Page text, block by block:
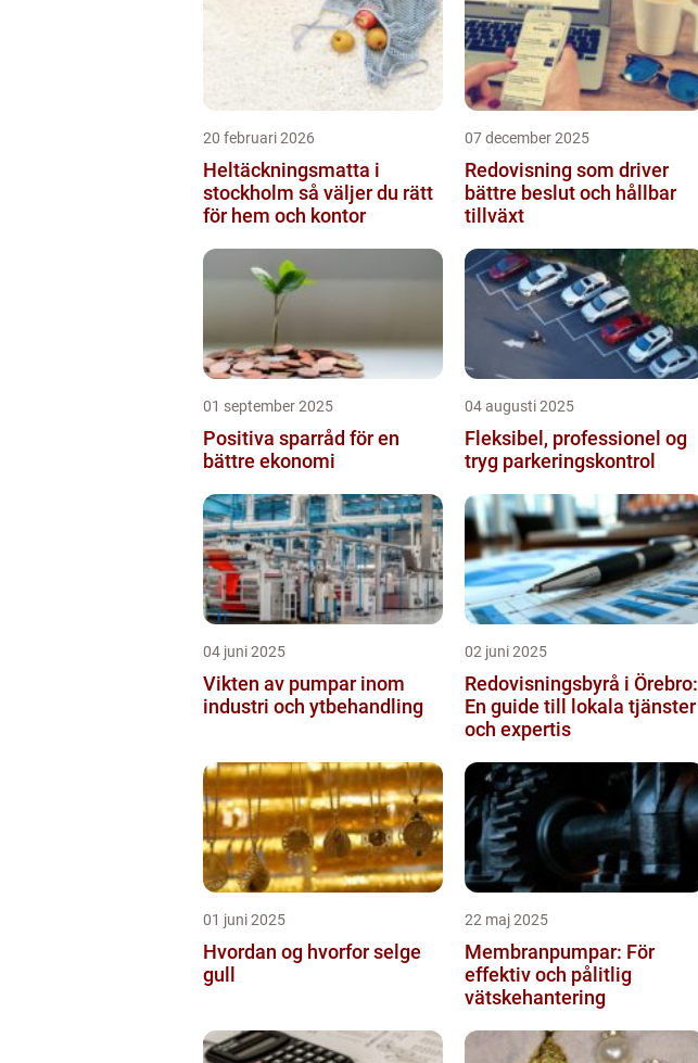
20 februari 2026
Heltäckningsmatta i
stockholm så väljer du rätt
för hem och kontor
07 december 2025
Redovisning som driver
bättre beslut och hållbar
tillväxt
01 september 2025
Positiva sparråd för en
bättre ekonomi
04 augusti 2025
Fleksibel, professionel og
tryg parkeringskontrol
04 juni 2025
Vikten av pumpar inom
industri och ytbehandling
02 juni 2025
Redovisningsbyrå i Örebro:
En guide till lokala tjänster
och expertis
01 juni 2025
Hvordan og hvorfor selge
gull
22 maj 2025
Membranpumpar: För
effektiv och pålitlig
vätskehantering